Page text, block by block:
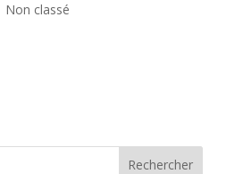
Non classé
Rechercher